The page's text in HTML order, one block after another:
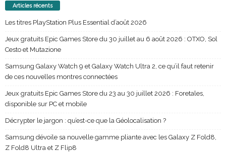
Articles récents
Les titres PlayStation Plus Essential d’août 2026
Jeux gratuits Epic Games Store du 30 juillet au 6 août 2026 : OTXO, Sol
Cesto et Mutazione
Samsung Galaxy Watch 9 et Galaxy Watch Ultra 2, ce qu’il faut retenir
de ces nouvelles montres connectées
Jeux gratuits Epic Games Store du 23 au 30 juillet 2026 : Foretales,
disponible sur PC et mobile
Décrypter le jargon : qu’est-ce que la Géolocalisation ?
Samsung dévoile sa nouvelle gamme pliante avec les Galaxy Z Fold8,
Z Fold8 Ultra et Z Flip8